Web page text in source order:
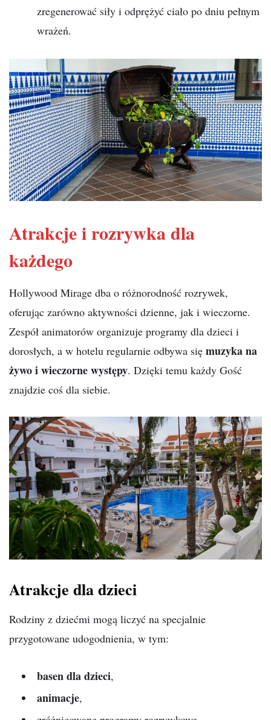
zregenerować siły i odprężyć ciało po dniu pełnym
wrażeń.
Atrakcje i rozrywka dla
każdego
Hollywood Mirage dba o różnorodność rozrywek,
oferując zarówno aktywności dzienne, jak i wieczorne.
Zespół animatorów organizuje programy dla dzieci i
dorosłych, a w hotelu regularnie odbywa się muzyka na
żywo i wieczorne występy. Dzięki temu każdy Gość
znajdzie coś dla siebie.
Atrakcje dla dzieci
Rodziny z dziećmi mogą liczyć na specjalnie
przygotowane udogodnienia, w tym:
basen dla dzieci,
animacje,